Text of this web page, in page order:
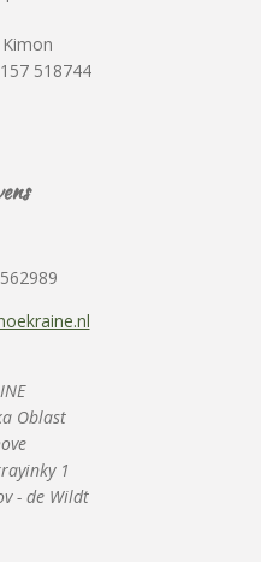
518744
Oblast
1
- de Wildt